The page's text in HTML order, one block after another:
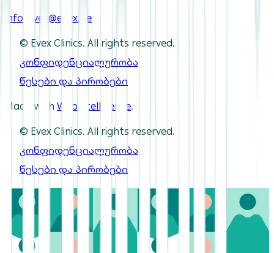
info-evex@evex.ge
© Evex Clinics. All rights reserved.
კონფიდენციალურობა
წესები და პირობები
Made with Webintelligence.
© Evex Clinics. All rights reserved.
კონფიდენციალურობა
წესები და პირობები